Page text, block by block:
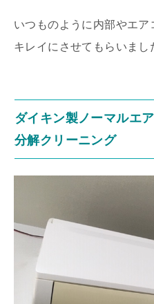
いつものように内部やエア
キレイにさせてもらいまし
ダイキン製ノーマルエ
分解クリーニング